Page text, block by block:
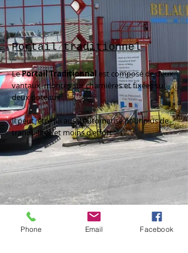
Portail traditionnel
LePortail Traditionnal est composé de deux
vantaux montés sur charnières et fixées sur
deux poteaux .
Il peut être lui aussi automatisé pour plus de
tranquilitée et moins d'effort .
Phone Email Facebook